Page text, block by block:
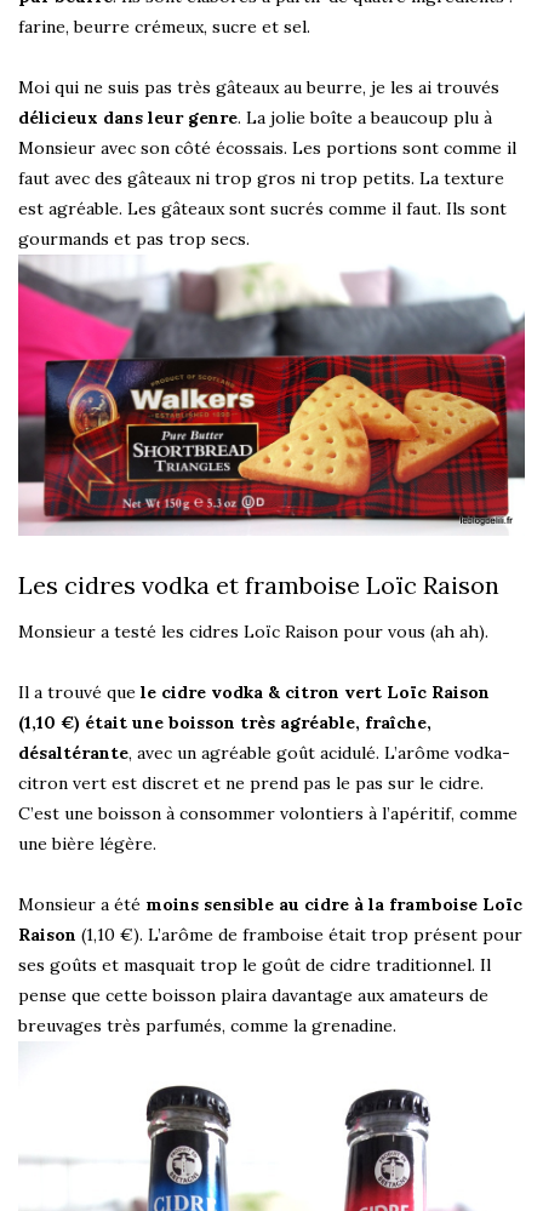
farine, beurre crémeux, sucre et sel.
Moi qui ne suis pas très gâteaux au beurre, je les ai trouvés
délicieux dans leur genre. La jolie boîte a beaucoup plu à
Monsieur avec son côté écossais. Les portions sont comme il
faut avec des gâteaux ni trop gros ni trop petits. La texture
est agréable. Les gâteaux sont sucrés comme il faut. Ils sont
gourmands et pas trop secs.
Les cidres vodka et framboise Loïc Raison
Monsieur a testé les cidres Loïc Raison pour vous (ah ah).
Il a trouvé que le cidre vodka & citron vert Loïc Raison
(1,10 €) était une boisson très agréable, fraîche,
désaltérante, avec un agréable goût acidulé. L’arôme vodka-
citron vert est discret et ne prend pas le pas sur le cidre.
C’est une boisson à consommer volontiers à l’apéritif, comme
une bière légère.
Monsieur a été moins sensible au cidre à la framboise Loïc
Raison (1,10 €). L’arôme de framboise était trop présent pour
ses goûts et masquait trop le goût de cidre traditionnel. Il
pense que cette boisson plaira davantage aux amateurs de
breuvages très parfumés, comme la grenadine.